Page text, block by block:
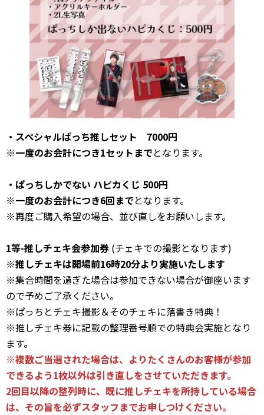
・スペシャルぱっち推しセット 7000円
※一度のお会計につき1セットまでとなります。
・ぱっちしかでない ハピカくじ 500円
※一度のお会計につき6回までとなります。
※再度ご購入希望の場合、並び直しをお願いします。
1等-推しチェキ会参加券 (チェキでの撮影となります)
※推しチェキは開場前16時20分より実施いたします
※集合時間を過ぎた場合は参加できない場合が御座います
ので予めご了承ください。
※ぱっちとチェキ撮影＆そのチェキに落書き特典！
※推しチェキ券に記載の整理番号順での特典会実施となり
ます。
※複数ご当選された場合は、よりたくさんのお客様が参加
できるよう1枚以外は引き直しをさせていただきます。
2回目以降の整列時に、既に推しチェキを所持している場合
は、その旨を必ずスタッフまでお申しつけください。